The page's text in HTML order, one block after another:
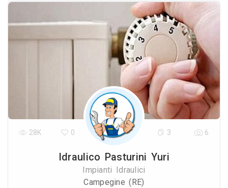
Idraulico Pasturini Yuri
Impianti Idraulici
Campegine (RE)
28K 0 3 6